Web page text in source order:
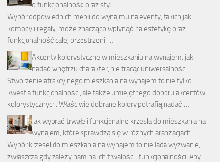
o funkcjonalność oraz styl
Wybór odpowiednich mebli do wynajmu na eventy, takich jak
komody i regały, może znacząco wpłynąć na estetykę oraz
funkcjonalność całej przestrzeni. …
Akcenty kolorystyczne w mieszkaniu na wynajem: jak
nadać wnętrzu charakter, nie tracąc uniwersalności
Stworzenie atrakcyjnego mieszkania na wynajem to nie tylko
kwestia funkcjonalności, ale także umiejętnego doboru akcentów
kolorystycznych. Właściwie dobrane kolory potrafią nadać …
Jak wybrać trwałe i funkcjonalne krzesła do mieszkania na
wynajem, które sprawdzą się w różnych aranżacjach
Wybór krzeseł do mieszkania na wynajem to nie lada wyzwanie,
zwłaszcza gdy zależy nam na ich trwałości i funkcjonalności. Aby